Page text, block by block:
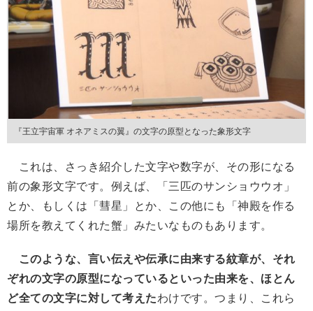
『王立宇宙軍 オネアミスの翼』の文字の原型となった象形文字
これは、さっき紹介した文字や数字が、その形になる
前の象形文字です。例えば、「三匹のサンショウウオ」
とか、もしくは「彗星」とか、この他にも「神殿を作る
場所を教えてくれた蟹」みたいなものもあります。
このような、言い伝えや伝承に由来する紋章が、それ
ぞれの文字の原型になっているといった由来を、ほとん
ど全ての文字に対して考えたわけです。つまり、これら